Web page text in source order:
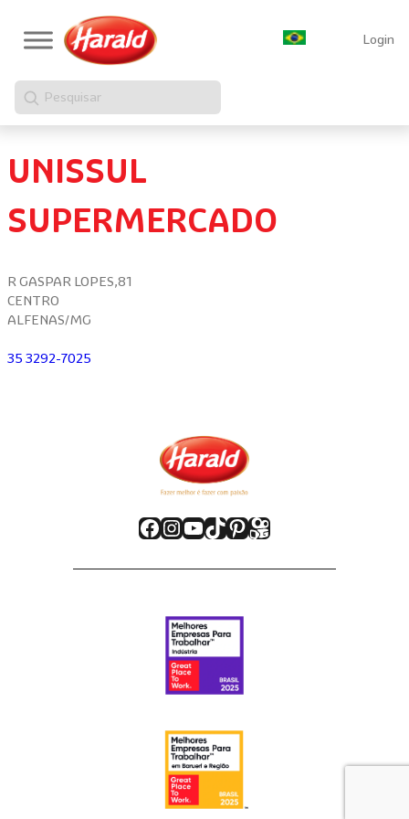
Login
Pesquisar
UNISSUL
SUPERMERCADO
R GASPAR LOPES,81
CENTRO
ALFENAS/MG
35 3292-7025
Facebook
Instagram
Youtube
TikTok
Pinterest
Kwai